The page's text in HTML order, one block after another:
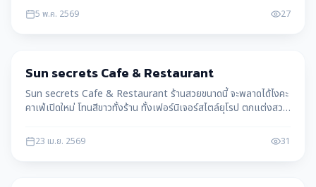
WOLF 64 × CoffeeLoft Open. 10:00–17:00 Tel. 082171196
5 พ.ค. 2569 27
ท่องเที่ยว
Sun secrets Cafe & Restaurant
Sun secrets Cafe & Restaurant ร้านสวยขนาดนี้ จะพลาดได้ไงคะ
คาเฟ่เปิดใหม่ โทนสีขาวทั้งร้าน ทั้งเฟอร์นิเจอร์สไตล์ยุโรป ตกแต่งสวน
23 เม.ย. 2569 31